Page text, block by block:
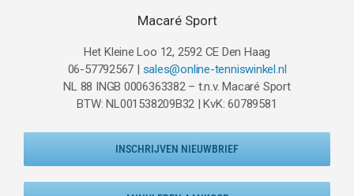
Macaré Sport
Het Kleine Loo 12, 2592 CE Den Haag
06-57792567 | sales@online-tenniswinkel.nl
NL 88 INGB 0006363382 – t.n.v. Macaré Sport
BTW: NL001538209B32 | KvK: 60789581
INSCHRIJVEN NIEUWBRIEF